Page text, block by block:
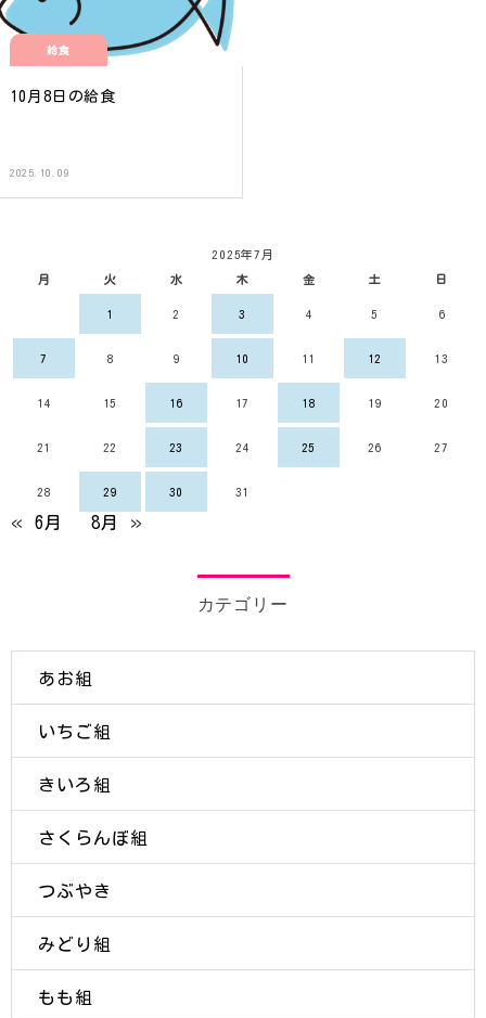
給食
10月8日の給食
2025.10.09
2025年7月
月 火 水 木 金 土 日
1 2 3 4 5 6
7 8 9 10 11 12 13
14 15 16 17 18 19 20
21 22 23 24 25 26 27
28 29 30 31
« 6月 8月 »
カテゴリー
あお組
いちご組
きいろ組
さくらんぼ組
つぶやき
みどり組
もも組